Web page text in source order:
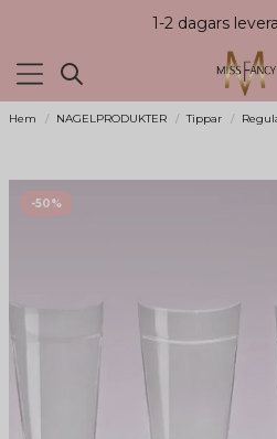
1-2 dagars
Hem NAGELPRODUKTER Tippar
-50%